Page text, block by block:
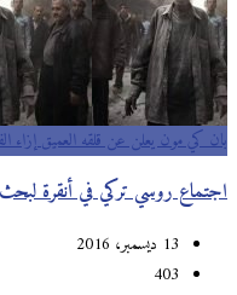
بان كي مون يعلن عن قلقه العميق إزاء
اجتماع روسي تركي في أنقرة
13 ديسمبر، 2016
403